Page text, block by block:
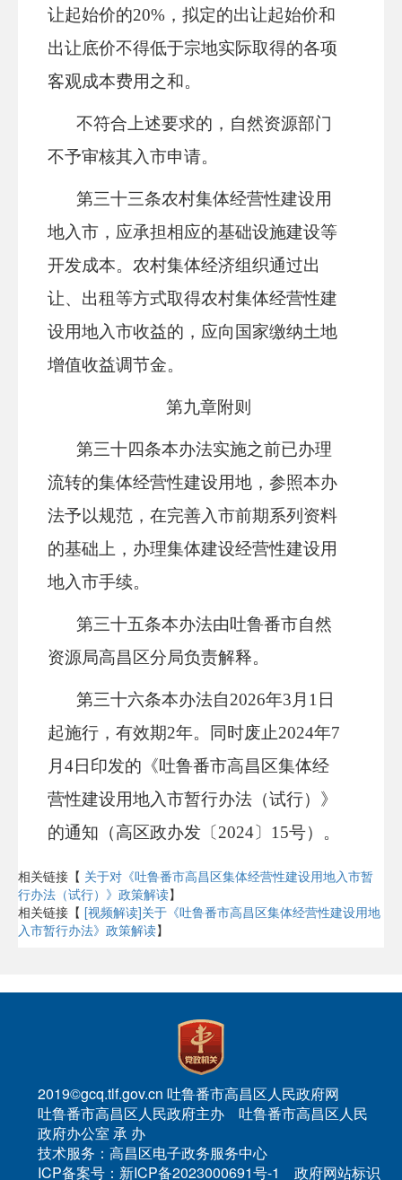
让起始价的20%，拟定的出让起始价和
出让底价不得低于宗地实际取得的各项
客观成本费用之和。
不符合上述要求的，自然资源部门
不予审核其入市申请。
第三十三条农村集体经营性建设用
地入市，应承担相应的基础设施建设等
开发成本。农村集体经济组织通过出
让、出租等方式取得农村集体经营性建
设用地入市收益的，应向国家缴纳土地
增值收益调节金。
第九章附则
第三十四条本办法实施之前已办理
流转的集体经营性建设用地，参照本办
法予以规范，在完善入市前期系列资料
的基础上，办理集体建设经营性建设用
地入市手续。
第三十五条本办法由吐鲁番市自然
资源局高昌区分局负责解释。
第三十六条本办法自2026年3 月 1 日
起施行 ， 有效期2年。同时废止2024年7
月4日印发的《吐鲁番市高昌区集体经
营性建设用地入市暂行办法（试行）》
的通知（高区政办发〔 2024〕15号） 。
相关链接【 关于对《吐鲁番市高昌区集体经营性建设用地入市暂
行办法（试行）》政策解读】
相关链接【 [视频解读]关于《吐鲁番市高昌区集体经营性建设用地
入市暂行办法》政策解读】
2019©gcq.tlf.gov.cn 吐鲁番市高昌区人民政府网
吐鲁番市高昌区人民政府主办 吐鲁番市高昌区人民
政府办公室 承 办
技术服务：高昌区电子政务服务中心
ICP备案号：新ICP备2023000691号-1 政府网站标识